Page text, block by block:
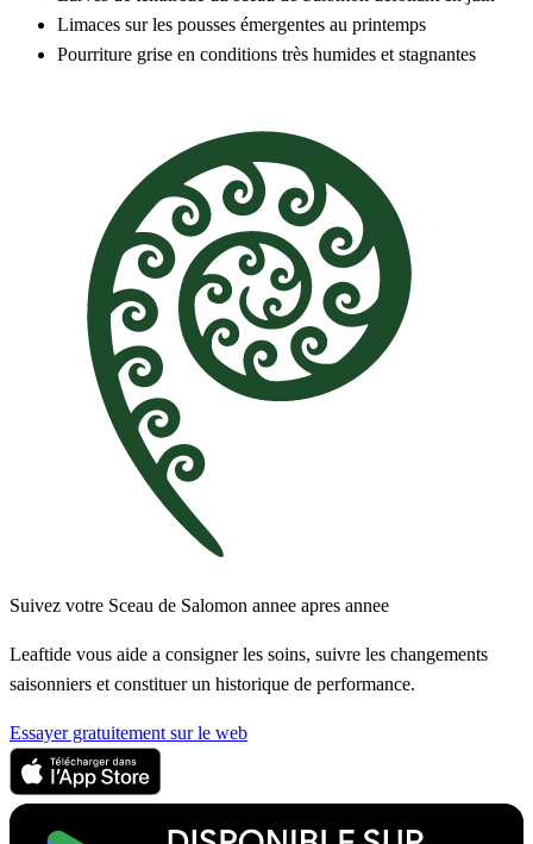
Limaces sur les pousses émergentes au printemps
Pourriture grise en conditions très humides et stagnantes
Suivez votre Sceau de Salomon annee apres annee
Leaftide vous aide a consigner les soins, suivre les changements
saisonniers et constituer un historique de performance.
Essayer gratuitement sur le web